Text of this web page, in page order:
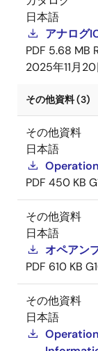
日本語
アナログ
PDF 5.68 MB
2025年11月20
その他資料 (3)
その他資料
日本語
PDF 450 KB
その他資料
日本語
オペアン
PDF 610 KB
その他資料
日本語